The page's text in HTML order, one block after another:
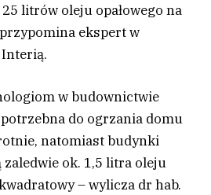
litrów oleju opałowego na
ekspert w
w budownictwie
do ogrzania domu
natomiast budynki
ok. 1,5 litra oleju
– wylicza dr hab.